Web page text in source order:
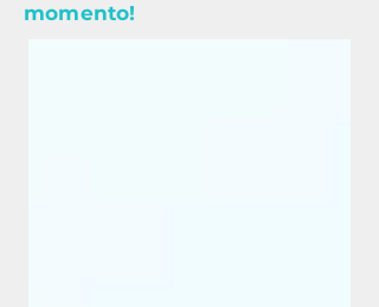
momento!